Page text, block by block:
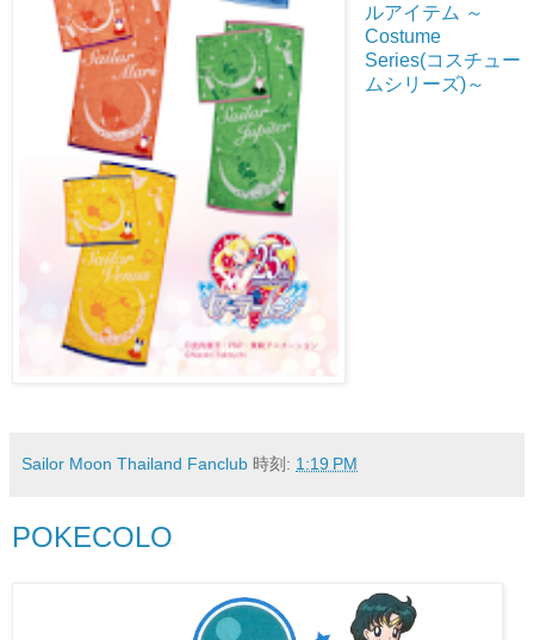
ルアイテム ～
Costume
Series(コスチュー
ムシリーズ)～
Sailor Moon Thailand Fanclub 時刻: 1:19 PM
POKECOLO